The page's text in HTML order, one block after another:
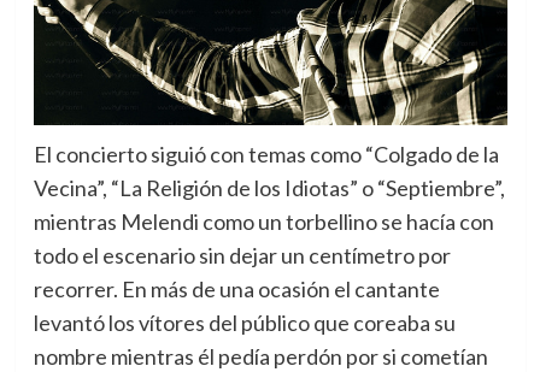
El concierto siguió con temas como “Colgado de la
Vecina”, “La Religión de los Idiotas” o “Septiembre”,
mientras Melendi como un torbellino se hacía con
todo el escenario sin dejar un centímetro por
recorrer. En más de una ocasión el cantante
levantó los vítores del público que coreaba su
nombre mientras él pedía perdón por si cometían